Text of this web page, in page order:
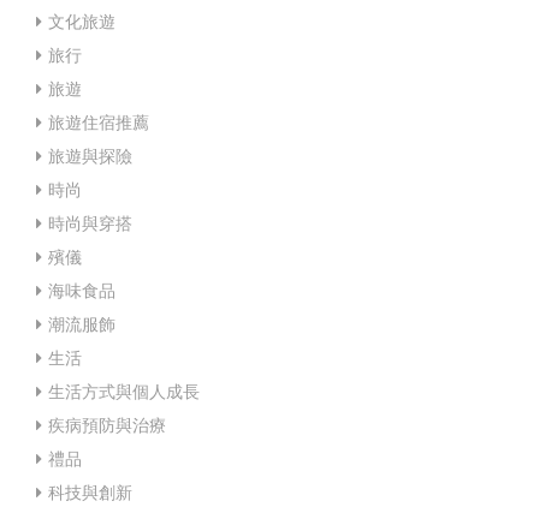
文化旅遊
旅行
旅遊
旅遊住宿推薦
旅遊與探險
時尚
時尚與穿搭
殯儀
海味食品
潮流服飾
生活
生活方式與個人成長
疾病預防與治療
禮品
科技與創新